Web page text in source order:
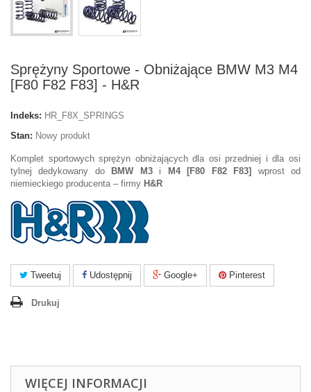
Sprężyny Sportowe - Obniżające BMW M3 M4
[F80 F82 F83] - H&R
Indeks: HR_F8X_SPRINGS
Stan: Nowy produkt
Komplet sportowych sprężyn obniżających dla osi przedniej i dla osi
tylnej dedykowany do
BMW M3i M4 [F80 F82 F83]
wprost od
niemieckiego producenta – firmy H&R
Tweetuj Udostępnij Google+ Pinterest
Drukuj
WIĘCEJ INFORMACJI